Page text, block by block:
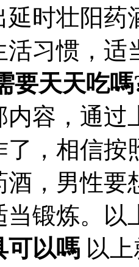
延时壮阳药
活习惯，
要天天吃嗎
内容，通过
了，相信按
酒，男性
当锻炼。
可以嗎 以